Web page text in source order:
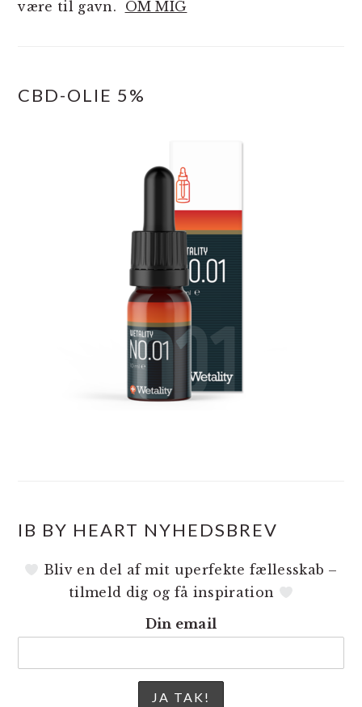
være til gavn. OM MIG
CBD-OLIE 5%
IB BY HEART NYHEDSBREV
Bliv en del af mit uperfekte fællesskab –
tilmeld dig og få inspiration
Din email